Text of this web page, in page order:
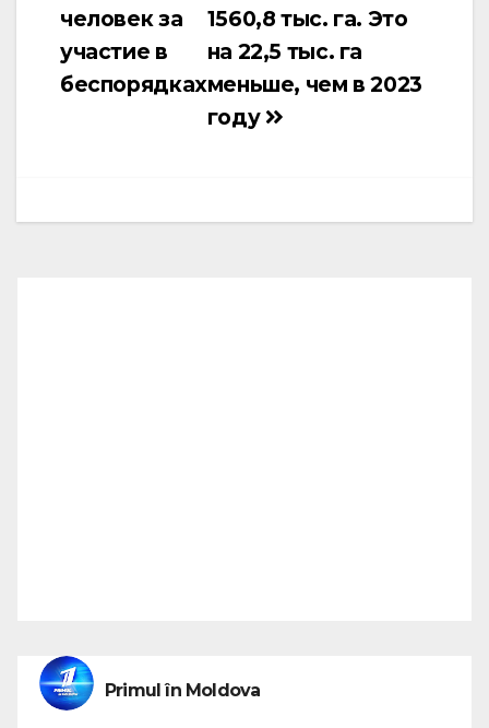
1560,8 тыс. га. Это
на 22,5 тыс. га
меньше, чем в 2023
году
человек за
участие в
беспорядках
Primul în Moldova